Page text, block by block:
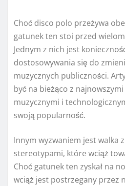
Choć disco polo przeżywa
gatunek ten stoi przed
Jednym z nich jest
dostosowywania się do
muzycznych publiczności.
być na bieżąco z
muzycznymi i
swoją popularność.
Innym wyzwaniem jest walka
stereotypami, które wciąż
Choć gatunek ten zyskał na
wciąż jest postrzegany przez